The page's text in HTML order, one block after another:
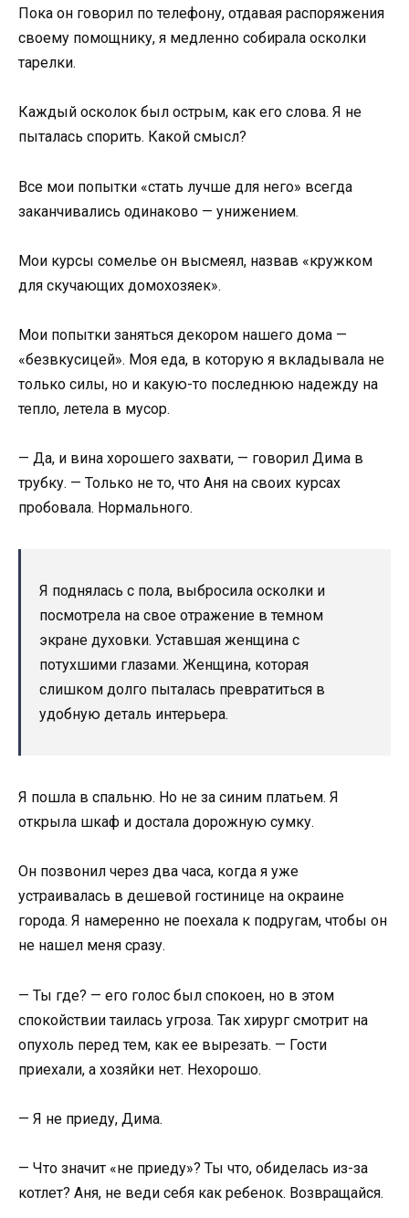
Пока он говорил по телефону, отдавая распоряжения
своему помощнику, я медленно собирала осколки
тарелки.
Каждый осколок был острым, как его слова. Я не
пыталась спорить. Какой смысл?
Все мои попытки «стать лучше для него» всегда
заканчивались одинаково — унижением.
Мои курсы сомелье он высмеял, назвав «кружком
для скучающих домохозяек».
Мои попытки заняться декором нашего дома —
«безвкусицей». Моя еда, в которую я вкладывала не
только силы, но и какую-то последнюю надежду на
тепло, летела в мусор.
— Да, и вина хорошего захвати, — говорил Дима в
трубку. — Только не то, что Аня на своих курсах
пробовала. Нормального.
Я поднялась с пола, выбросила осколки и
посмотрела на свое отражение в темном
экране духовки. Уставшая женщина с
потухшими глазами. Женщина, которая
слишком долго пыталась превратиться в
удобную деталь интерьера.
Я пошла в спальню. Но не за синим платьем. Я
открыла шкаф и достала дорожную сумку.
Он позвонил через два часа, когда я уже
устраивалась в дешевой гостинице на окраине
города. Я намеренно не поехала к подругам, чтобы он
не нашел меня сразу.
— Ты где? — его голос был спокоен, но в этом
спокойствии таилась угроза. Так хирург смотрит на
опухоль перед тем, как ее вырезать. — Гости
приехали, а хозяйки нет. Нехорошо.
— Я не приеду, Дима.
— Что значит «не приеду»? Ты что, обиделась из-за
котлет? Аня, не веди себя как ребенок. Возвращайся.